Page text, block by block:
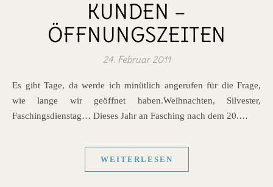
KUNDEN –
ÖFFNUNGSZEITEN
24. Februar 2011
Es gibt Tage, da werde ich minütlich angerufen für die Frage,
wie lange wir geöffnet haben.Weihnachten, Silvester,
Faschingsdienstag… Dieses Jahr an Fasching nach dem 20.…
WEITERLESEN